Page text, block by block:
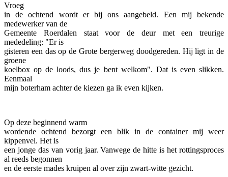
Vroeg
in de ochtend wordt er bij ons aangebeld. Een mij bekende
medewerker van de
Gemeente Roerdalen staat voor de deur met een treurige
mededeling: "Er is
gisteren een das op de Grote bergerweg doodgereden. Hij ligt in de
groene
koelbox op de loods, dus je bent welkom". Dat is even slikken.
Eenmaal
mijn boterham achter de kiezen ga ik even kijken.
Op deze beginnend warm
wordende ochtend bezorgt een blik in de container mij weer
kippenvel. Het is
een jonge das van vorig jaar. Vanwege de hitte is het rottingsproces
al reeds begonnen
en de eerste mades kruipen al over zijn zwart-witte gezicht.